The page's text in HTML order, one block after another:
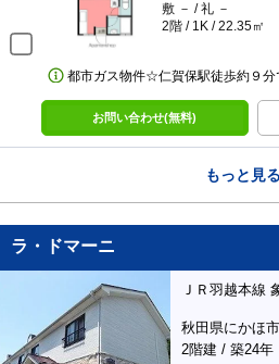
敷 － / 礼 －
2階 / 1K / 22.35㎡
都市ガス物件☆仁賀保駅徒歩約９分
お問い合わせ(無料)
もっと見る
ラ・ドマーニ
ＪＲ羽越本線
秋田県にかほ
2階建 / 築24年